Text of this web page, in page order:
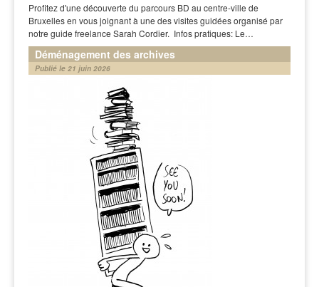
Profitez d'une découverte du parcours BD au centre-ville de
Bruxelles en vous joignant à une des visites guidées organisé par
notre guide freelance Sarah Cordier. Infos pratiques: Le…
Déménagement des archives
Publié le 21 juin 2026